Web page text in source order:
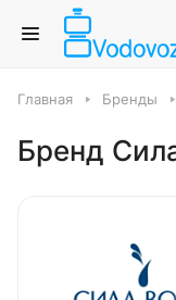
Главная Бренды
Бренд